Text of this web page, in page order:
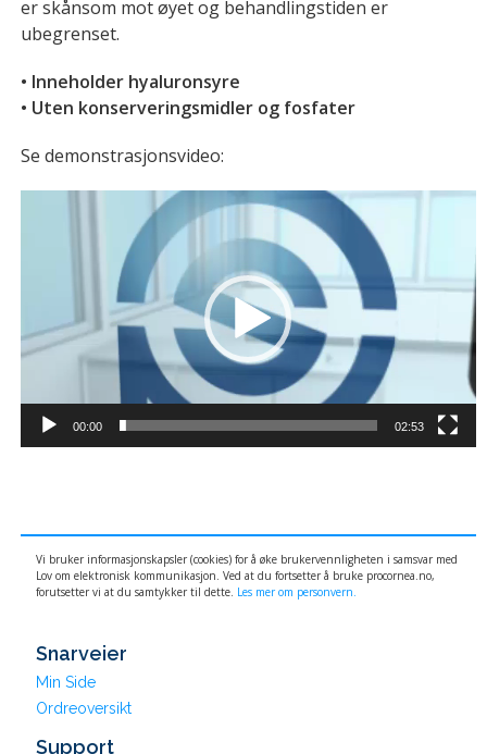
er skånsom mot øyet og behandlingstiden er
ubegrenset.
• Inneholder hyaluronsyre
• Uten konserveringsmidler og fosfater
Se demonstrasjonsvideo:
00:00 02:53
Vi bruker informasjonskapsler (cookies) for å øke brukervennligheten i samsvar med
Lov om elektronisk kommunikasjon. Ved at du fortsetter å bruke procornea.no,
forutsetter vi at du samtykker til dette. Les mer om personvern.
Snarveier
Min Side
Ordreoversikt
Support